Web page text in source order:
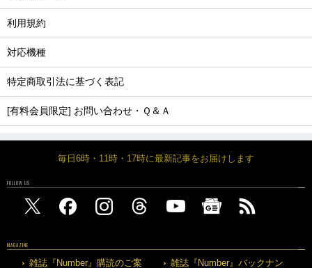
利用規約
対応機種
特定商取引法に基づく表記
[有料会員限定] お問い合わせ・Ｑ＆Ａ
毎日6時・11時・17時に最新記事をお届けします
FOLLOW US
MAGAZINE
雑誌『Number』購読のご案
雑誌『Number』バックナン